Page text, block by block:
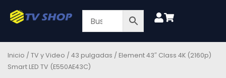
Inicio / TV y Video / 43 pulgadas / Element 43″ Class 4K (2160p)
Smart LED TV (E550AE43C)